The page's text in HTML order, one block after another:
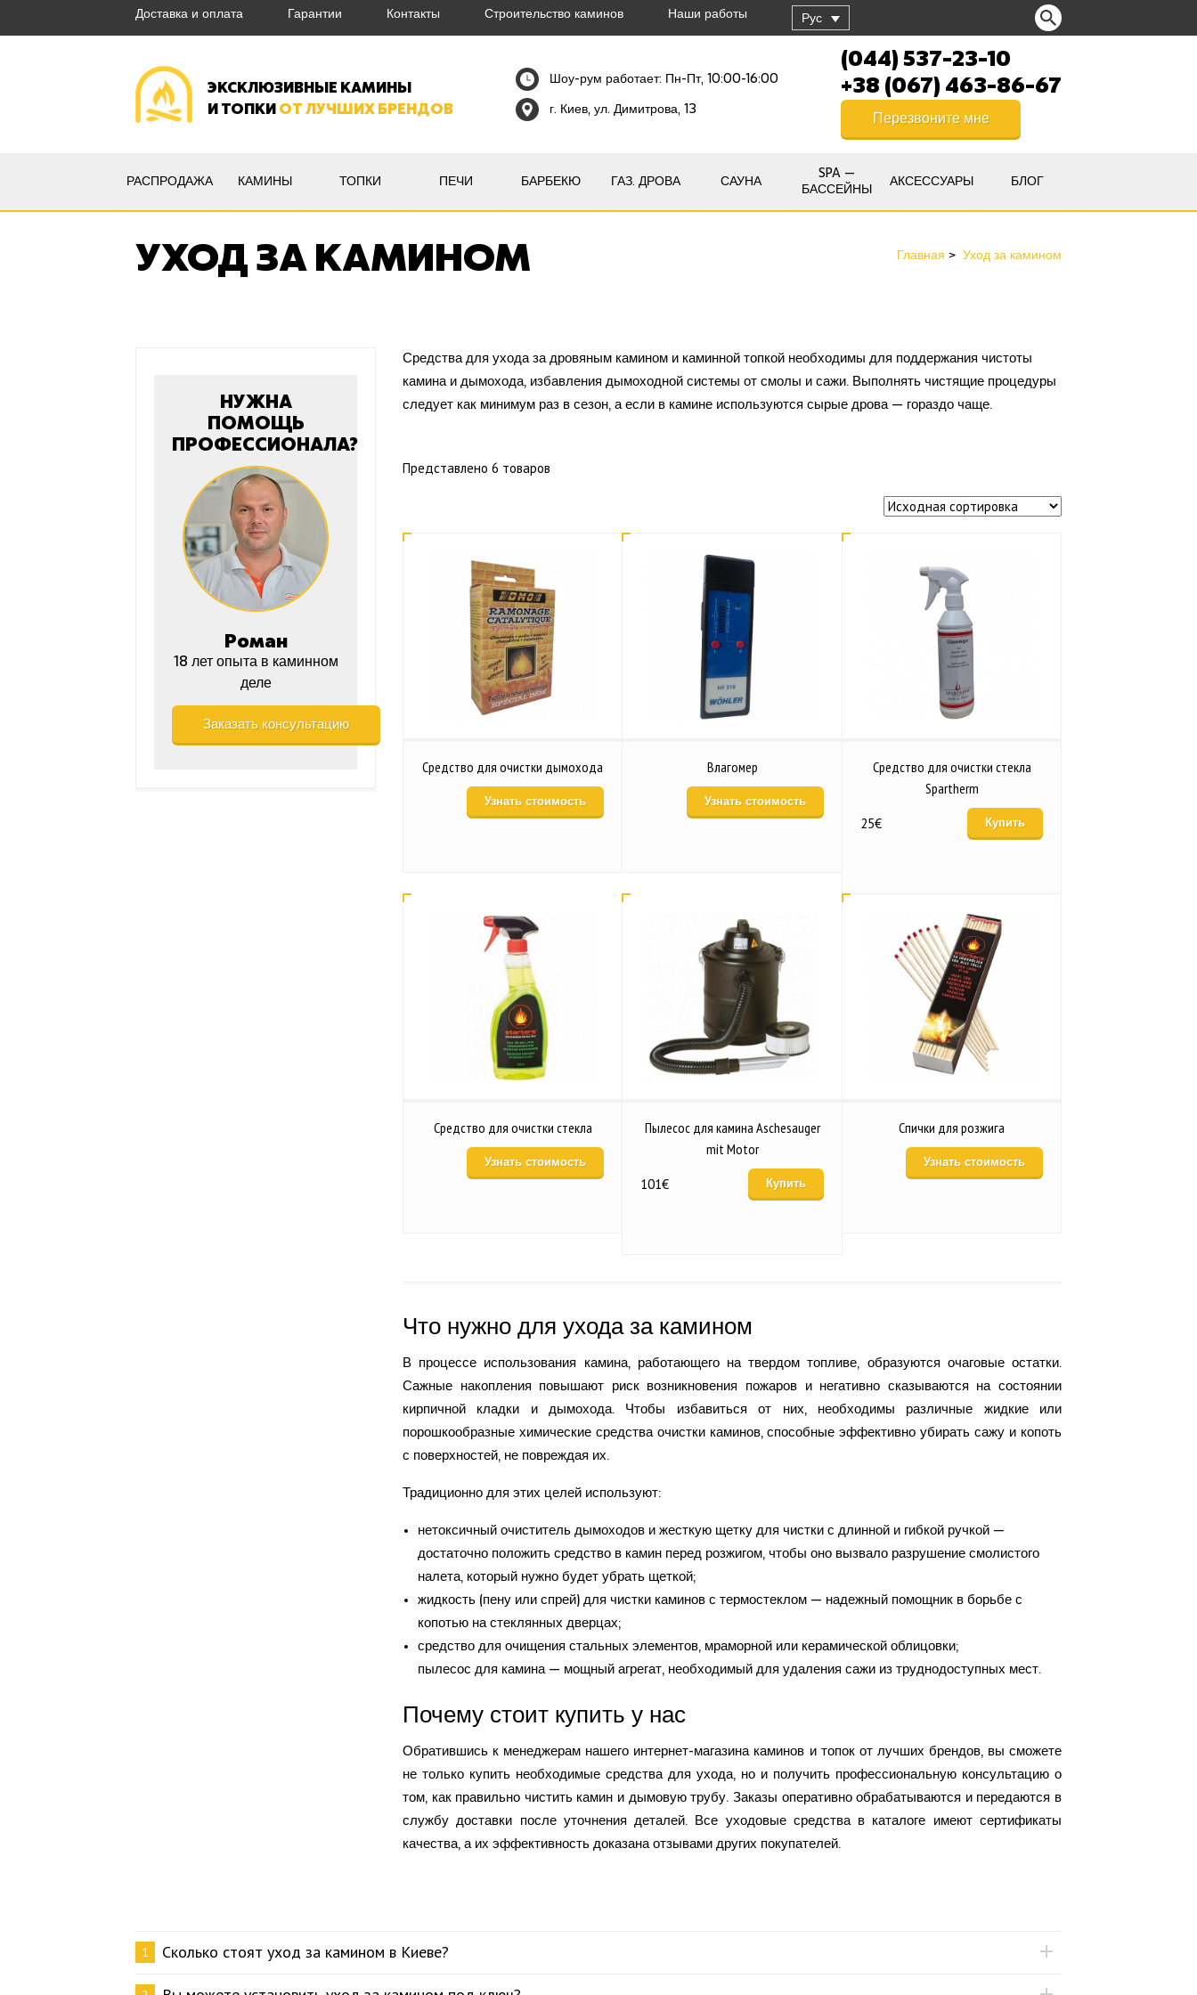
Доставка и оплата Гарантии Контакты Строительство каминов Наши работы Рус
ЭКСКЛЮЗИВНЫЕ КАМИНЫ
И ТОПКИОТ ЛУЧШИХ БРЕНДОВ
Шоу-рум работает: Пн-Пт, 10:00-16:00
г. Киев, ул. Димитрова, 13
(044) 537-23-10
+38 (067) 463-86-67
Перезвоните мне
РАСПРОДАЖА КАМИНЫ ТОПКИ ПЕЧИ БАРБЕКЮ ГАЗ. ДРОВА САУНА
SPA —
БАССЕЙНЫ
АКСЕССУАРЫ БЛОГ
УХОД ЗА КАМИНОМ Главная Уход за камином
Средства для ухода за дровяным камином и каминной топкой необходимы для поддержания чистоты
камина и дымохода, избавления дымоходной системы от смолы и сажи. Выполнять чистящие процедуры
следует как минимум раз в сезон, а если в камине используются сырые дрова — гораздо чаще.
Представлено 6 товаров
Средство для очистки дымохода
Узнать стоимость
Влагомер
Узнать стоимость
Средство для очистки стекла
Spartherm
25€ Купить
Средство для очистки стекла
Узнать стоимость
Пылесос для камина Aschesauger
mit Motor
101€ Купить
Спички для розжига
Узнать стоимость
Что нужно для ухода за камином
В процессе использования камина, работающего на твердом топливе, образуются очаговые остатки.
Сажные накопления повышают риск возникновения пожаров и негативно сказываются на состоянии
кирпичной кладки и дымохода. Чтобы избавиться от них, необходимы различные жидкие или
порошкообразные химические средства очистки каминов, способные эффективно убирать сажу и копоть
с поверхностей, не повреждая их.
Традиционно для этих целей используют:
нетоксичный очиститель дымоходов и жесткую щетку для чистки с длинной и гибкой ручкой —
достаточно положить средство в камин перед розжигом, чтобы оно вызвало разрушение смолистого
налета, который нужно будет убрать щеткой;
жидкость (пену или спрей) для чистки каминов с термостеклом — надежный помощник в борьбе с
копотью на стеклянных дверцах;
средство для очищения стальных элементов, мраморной или керамической облицовки;
пылесос для камина — мощный агрегат, необходимый для удаления сажи из труднодоступных мест.
Почему стоит купить у нас
Обратившись к менеджерам нашего интернет-магазина каминов и топок от лучших брендов, вы сможете
не только купить необходимые средства для ухода, но и получить профессиональную консультацию о
том, как правильно чистить камин и дымовую трубу. Заказы оперативно обрабатываются и передаются в
службу доставки после уточнения деталей. Все уходовые средства в каталоге имеют сертификаты
качества, а их эффективность доказана отзывами других покупателей.
НУЖНА
ПОМОЩЬ
ПРОФЕССИОНАЛА?
Роман
18 лет опыта в каминном
деле
Заказать консультацию
1 Сколько стоят уход за камином в Киеве?